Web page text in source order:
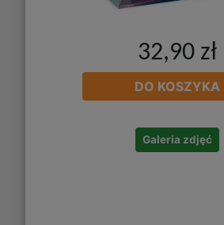
32,90 zł
DO KOSZYKA
Galeria zdjęć